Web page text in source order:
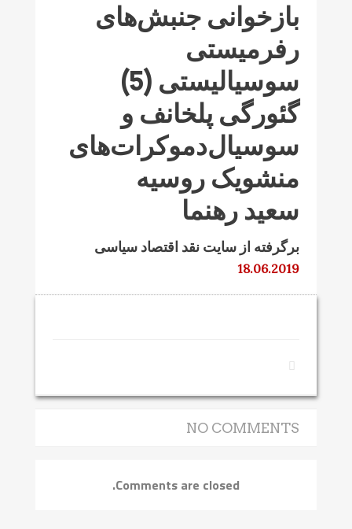
بازخوانی جنبش‌های
رفرمیستی
سوسیالیستی (5)
گئورگی پلخانف و
سوسیال‌دموکرات‌های
منشویک روسیه
سعید رهنما
برگرفته از سایت نقد اقتصاد سیاسی
18.06.2019
NO COMMENTS
Comments are closed.